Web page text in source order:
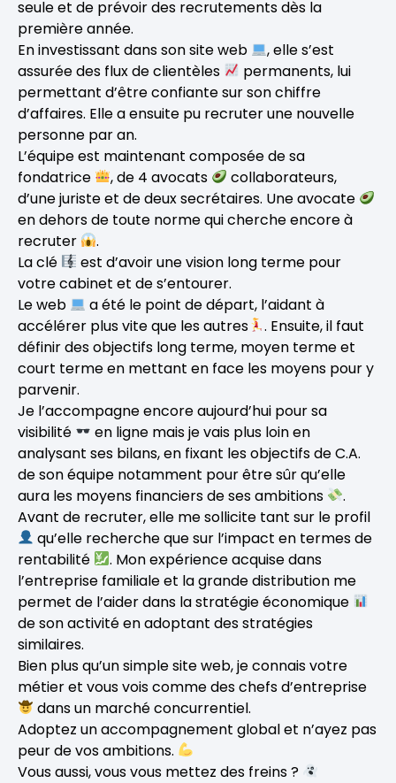
seule et de prévoir des recrutements dès la
première année.
En investissant dans son site web
, elle s’est
assurée des flux de clientèles
permanents, lui
permettant d’être confiante sur son chiffre
d’affaires. Elle a ensuite pu recruter une nouvelle
personne par an.
L’équipe est maintenant composée de sa
fondatrice
, de 4 avocats
collaborateurs,
d’une juriste et de deux secrétaires. Une avocate
en dehors de toute norme qui cherche encore à
recruter
.
La clé
est d’avoir une vision long terme pour
votre cabinet et de s’entourer.
Le web
a été le point de départ, l’aidant à
accélérer plus vite que les autres
. Ensuite, il faut
définir des objectifs long terme, moyen terme et
court terme en mettant en face les moyens pour y
parvenir.
Je l’accompagne encore aujourd’hui pour sa
visibilité
en ligne mais je vais plus loin en
analysant ses bilans, en fixant les objectifs de C.A.
de son équipe notamment pour être sûr qu’elle
aura les moyens financiers de ses ambitions
.
Avant de recruter, elle me sollicite tant sur le profil
qu’elle recherche que sur l’impact en termes de
rentabilité
. Mon expérience acquise dans
l’entreprise familiale et la grande distribution me
permet de l’aider dans la stratégie économique
de son activité en adoptant des stratégies
similaires.
Bien plus qu’un simple site web, je connais votre
métier et vous vois comme des chefs d’entreprise
dans un marché concurrentiel.
Adoptez un accompagnement global et n’ayez pas
peur de vos ambitions.
Vous aussi, vous vous mettez des freins ?